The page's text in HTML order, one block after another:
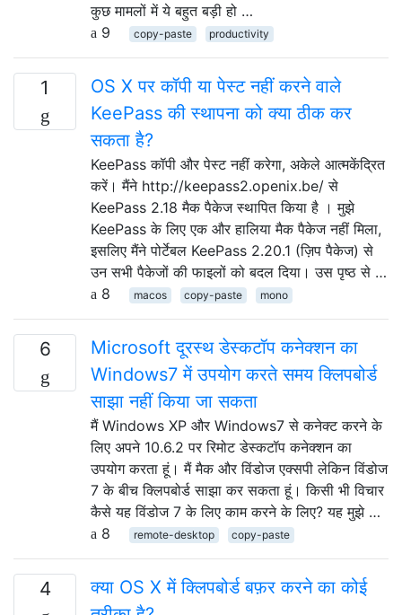
कुछ मामलों में ये बहुत बड़ी हो …
9
copy-paste productivity
1
OS X पर कॉपी या पेस्ट नहीं करने वाले
KeePass की स्थापना को क्या ठीक कर
सकता है?
KeePass कॉपी और पेस्ट नहीं करेगा, अकेले आत्मकेंद्रित
करें। मैंने http://keepass2.openix.be/ से
KeePass 2.18 मैक पैकेज स्थापित किया है । मुझे
KeePass के लिए एक और हालिया मैक पैकेज नहीं मिला,
इसलिए मैंने पोर्टेबल KeePass 2.20.1 (ज़िप पैकेज) से
उन सभी पैकेजों की फाइलों को बदल दिया। उस पृष्ठ से …
8
macos copy-paste mono
6
Microsoft दूरस्थ डेस्कटॉप कनेक्शन का
Windows7 में उपयोग करते समय क्लिपबोर्ड
साझा नहीं किया जा सकता
मैं Windows XP और Windows7 से कनेक्ट करने के
लिए अपने 10.6.2 पर रिमोट डेस्कटॉप कनेक्शन का
उपयोग करता हूं। मैं मैक और विंडोज एक्सपी लेकिन विंडोज
7 के बीच क्लिपबोर्ड साझा कर सकता हूं। किसी भी विचार
कैसे यह विंडोज 7 के लिए काम करने के लिए? यह मुझे …
8
remote-desktop copy-paste
4
क्या OS X में क्लिपबोर्ड बफ़र करने का कोई